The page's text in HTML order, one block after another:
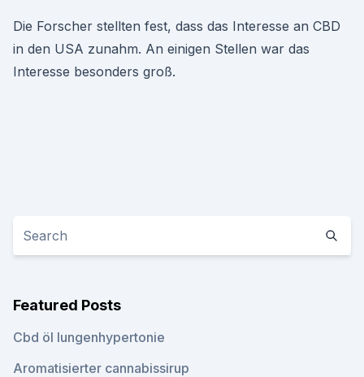
Die Forscher stellten fest, dass das Interesse an CBD
in den USA zunahm. An einigen Stellen war das
Interesse besonders groß.
Featured Posts
Cbd öl lungenhypertonie
Aromatisierter cannabissirup